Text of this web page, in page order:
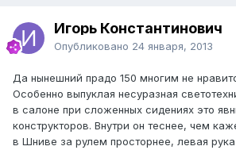
Игорь Константинович
Опубликовано 24 января, 2013
Да нынешний прадо 150 многим не
Особенно выпуклая несуразная
в салоне при сложенных сидениях это
конструкторов. Внутри он теснее, чем
в Шниве за рулем просторнее, левая